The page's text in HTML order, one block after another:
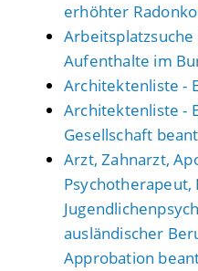
erhöhter
Arbeitsplatzsuche
Aufenthalte im
Architektenliste -
Architektenliste -
Gesellschaft
Arzt, Zahnarzt,
Psychotherapeut,
ausländischer
Approbation